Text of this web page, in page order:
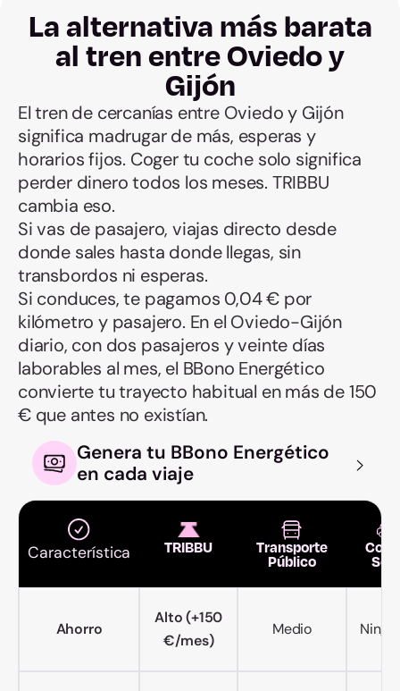
La alternativa más barata
al tren entre Oviedo y
Gijón
El tren de cercanías entre Oviedo y Gijón
significa madrugar de más, esperas y
horarios fijos. Coger tu coche solo significa
perder dinero todos los meses. TRIBBU
cambia eso.
Si vas de pasajero, viajas directo desde
donde sales hasta donde llegas, sin
transbordos ni esperas.
Si conduces, te pagamos 0,04 € por
kilómetro y pasajero. En el Oviedo-Gijón
diario, con dos pasajeros y veinte días
laborables al mes, el BBono Energético
convierte tu trayecto habitual en más de 150
€ que antes no existían.
Genera tu BBono Energético
en cada viaje
Característica TRIBBU Transporte
Público Solo
Ahorro
Alto (+150
€/mes)
Medio